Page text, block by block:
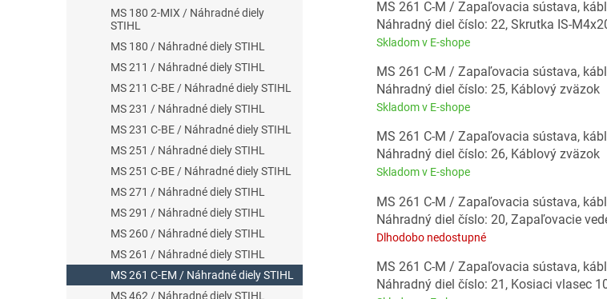
MS 180 2-MIX / Náhradné diely
STIHL
MS 180 / Náhradné diely STIHL
MS 211 / Náhradné diely STIHL
MS 211 C-BE / Náhradné diely STIHL
MS 231 / Náhradné diely STIHL
MS 231 C-BE / Náhradné diely STIHL
MS 251 / Náhradné diely STIHL
MS 251 C-BE / Náhradné diely STIHL
MS 271 / Náhradné diely STIHL
MS 291 / Náhradné diely STIHL
MS 260 / Náhradné diely STIHL
MS 261 / Náhradné diely STIHL
MS 261 C-EM / Náhradné diely STIHL
MS 462 / Náhradné diely STIHL
MS 261 C-M / Zapaľovacia sústava,
Náhradný diel číslo: 22, Skrutka IS-
Skladom v E-shope
MS 261 C-M / Zapaľovacia sústava,
Náhradný diel číslo: 25, Káblový zväzok
Skladom v E-shope
MS 261 C-M / Zapaľovacia sústava,
Náhradný diel číslo: 26, Káblový zväzok
Skladom v E-shope
MS 261 C-M / Zapaľovacia sústava,
Náhradný diel číslo: 20, Zapaľovacie
Dlhodobo nedostupné
MS 261 C-M / Zapaľovacia sústava,
Náhradný diel číslo: 21, Kosiaci vlasec